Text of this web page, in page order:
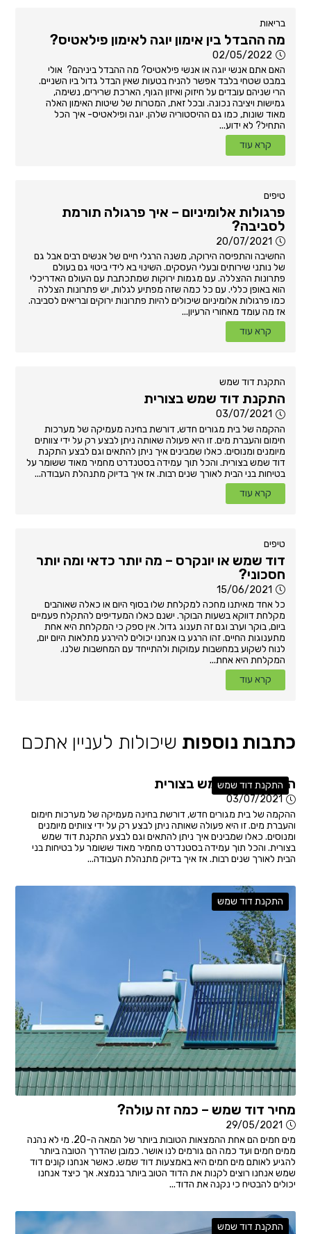
בריאות
מה ההבדל בין אימון יוגה לאימון פילאטיס?
02/05/2022
האם אתם אנשי יוגה או אנשי פילאטיס? מה ההבדל ביניהם? אולי
במבט שטחי בלבד אפשר להניח בטעות שאין הבדל גדול ביו השניים.
הרי שניהם עובדים על חיזוק ואיזון הגוף, הארכת שרירים, נשימה,
גמישות ויציבה נכונה. ובכל זאת, המטרות של שיטות האימון האלה
מאוד שונות, כמו גם ההיסטוריה שלהן. יוגה ופילאטיס- איך הכל
התחיל? לא ידוע...
קרא עוד
טיפים
פרגולות אלומיניום – איך פרגולה תורמת
לסביבה?
20/07/2021
החשיבה והתפיסה הירוקה, משנה הרגלי חיים של אנשים רבים אבל גם
של נותני שירותים ובעלי העסקים. השינוי בא לידי ביטוי גם בעולם
פתרונות ההצללה. עם מגמות ירוקות שמתכתבת עם העולם האדריכלי
הוא באופן כללי. עם כל כמה שזה מפתיע לגלות, יש פתרונות הצללה
כמו פרגולות אלומיניום שיכולים להיות פתרונות ירוקים ובריאים לסביבה.
אז מה עומד מאחורי הרעיון...
קרא עוד
התקנת דוד שמש
התקנת דוד שמש בצורית
03/07/2021
ההקמה של בית מגורים חדש, דורשת בחינה מעמיקה של מערכות
חימום והעברת מים. זו היא פעולה שאותה ניתן לבצע רק על ידי צוותים
מיומנים ומנוסים. כאלו שמבינים איך ניתן להתאים וגם לבצע התקנת
דוד שמש בצורית. והכל תוך עמידה בסטנדרט מחמיר מאוד ששומר על
בטיחות בני הבית לאורך שנים רבות. אז איך בדיוק מתנהלת העבודה...
קרא עוד
טיפים
דוד שמש או יונקרס – מה יותר כדאי ומה יותר
חסכוני?
15/06/2021
כל אחד מאיתנו מחכה למקלחת שלו בסוף היום או כאלה שאוהבים
מקלחת דווקא בשעות הבוקר. ישנם כאלו המעדיפים להתקלח פעמיים
ביום, בוקר וערב וגם זה תענוג גדול. אין ספק כי המקלחת היא אחת
מתענוגות החיים. זהו הרגע בו אנחנו יכולים להירגע מתלאות היום יום,
לנוח לשקוע במחשבות עמוקות ולהתייחד עם המחשבות שלנו.
המקלחת היא אחת...
קרא עוד
כתבות נוספות שיכולות לעניין אתכם
התקנת דוד שמש
התקנת דוד שמש בצורית
03/07/2021
ההקמה של בית מגורים חדש, דורשת בחינה מעמיקה של מערכות חימום
והעברת מים. זו היא פעולה שאותה ניתן לבצע רק על ידי צוותים מיומנים
ומנוסים. כאלו שמבינים איך ניתן להתאים וגם לבצע התקנת דוד שמש
בצורית. והכל תוך עמידה בסטנדרט מחמיר מאוד ששומר על בטיחות בני
הבית לאורך שנים רבות. אז איך בדיוק מתנהלת העבודה...
התקנת דוד שמש
מחיר דוד שמש – כמה זה עולה?
29/05/2021
מים חמים הם אחת ההמצאות הטובות ביותר של המאה ה-20. מי לא נהנה
ממים חמים ועד כמה הם גורמים לנו אושר. כמובן שהדרך הטובה ביותר
להגיע לאותם מים חמים היא באמצעות דוד שמש. כאשר אנחנו קונים דוד
שמש אנחנו רוצים לקנות את הדוד הטוב ביותר בנמצא. אך כיצד אנחנו
יכולים להבטיח כי נקנה את הדוד...
התקנת דוד שמש